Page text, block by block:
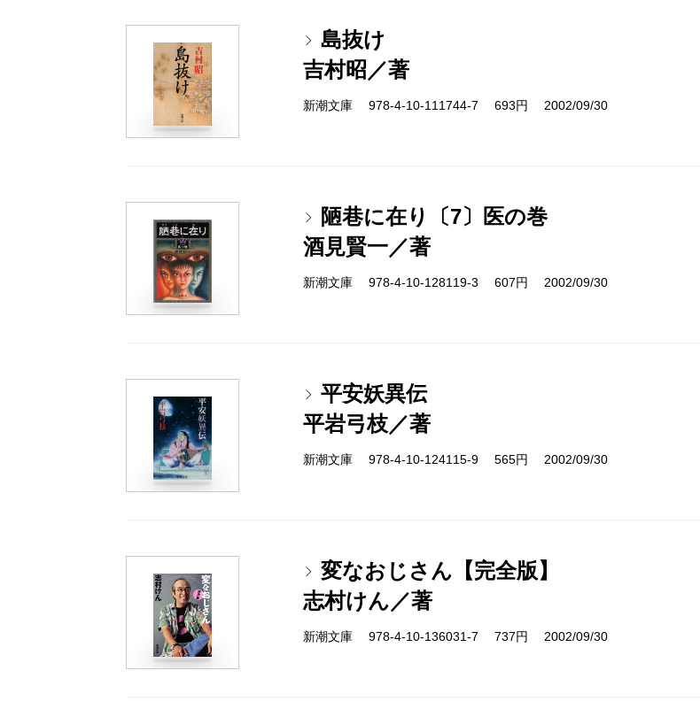
島抜け
吉村昭／著
新潮文庫 978-4-10-111744-7 693円 2002/09/30
陋巷に在り〔7〕医の巻
酒見賢一／著
新潮文庫 978-4-10-128119-3 607円 2002/09/30
平安妖異伝
平岩弓枝／著
新潮文庫 978-4-10-124115-9 565円 2002/09/30
変なおじさん【完全版】
志村けん／著
新潮文庫 978-4-10-136031-7 737円 2002/09/30